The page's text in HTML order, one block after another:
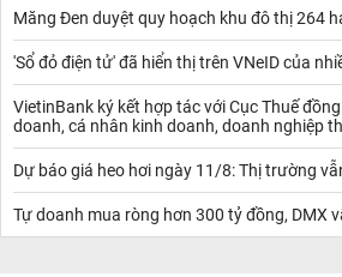
Măng Đen duyệt quy hoạch khu đô thị 264
'Sổ đỏ điện tử' đã hiển thị trên VNeID của
VietinBank ký kết hợp tác với Cục Thuế
doanh, cá nhân kinh doanh, doanh nghiệp
Dự báo giá heo hơi ngày 11/8: Thị trường
Tự doanh mua ròng hơn 300 tỷ đồng, DMX